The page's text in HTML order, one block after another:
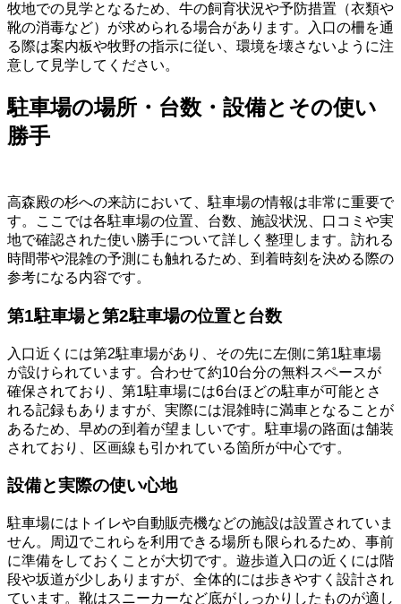
牧地での見学となるため、牛の飼育状況や予防措置（衣類や
靴の消毒など）が求められる場合があります。入口の柵を通
る際は案内板や牧野の指示に従い、環境を壊さないように注
意して見学してください。
駐車場の場所・台数・設備とその使い
勝手
高森殿の杉への来訪において、駐車場の情報は非常に重要で
す。ここでは各駐車場の位置、台数、施設状況、口コミや実
地で確認された使い勝手について詳しく整理します。訪れる
時間帯や混雑の予測にも触れるため、到着時刻を決める際の
参考になる内容です。
第1駐車場と第2駐車場の位置と台数
入口近くには第2駐車場があり、その先に左側に第1駐車場
が設けられています。合わせて約10台分の無料スペースが
確保されており、第1駐車場には6台ほどの駐車が可能とさ
れる記録もありますが、実際には混雑時に満車となることが
あるため、早めの到着が望ましいです。駐車場の路面は舗装
されており、区画線も引かれている箇所が中心です。
設備と実際の使い心地
駐車場にはトイレや自動販売機などの施設は設置されていま
せん。周辺でこれらを利用できる場所も限られるため、事前
に準備をしておくことが大切です。遊歩道入口の近くには階
段や坂道が少しありますが、全体的には歩きやすく設計され
ています。靴はスニーカーなど底がしっかりしたものが適し